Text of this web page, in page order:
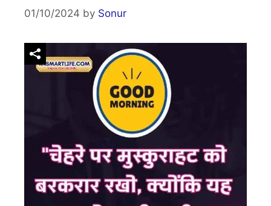
01/10/2024 by Sonur